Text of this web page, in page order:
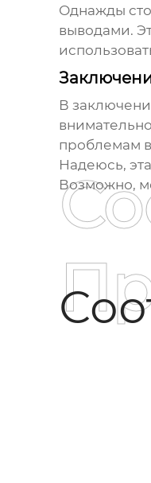
Однажды
выводами.
В
проблемам
Надеюсь,
Возможно,